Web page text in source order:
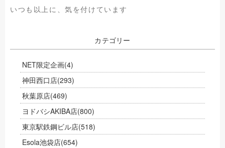
いつも以上に、気を付けています
カテゴリー
NET限定企画(4)
神田西口店(293)
秋葉原店(469)
ヨドバシAKIBA店(800)
東京駅鉄鋼ビル店(518)
Esola池袋店(654)